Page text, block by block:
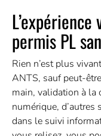
permis PL
Rien n’est plus
ANTS, sauf peut-
main, validation à la
numérique,
dans le suivi